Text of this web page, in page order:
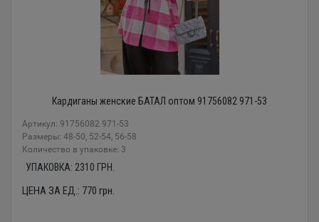
Кардиганы женские БАТАЛ оптом 91756082 971-53
Артикул: 91756082 971-53
Размеры: 48-50, 52-54, 56-58
Количество в упаковке: 3
УПАКОВКА: 2310 ГРН.
ЦЕНА ЗА ЕД.: 770 грн.